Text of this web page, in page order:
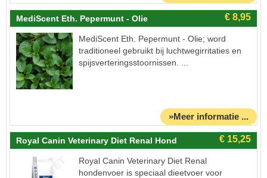
MediScent Eth. Pepermunt - Olie
MediScent Eth. Pepermunt - Olie; word
traditioneel gebruikt bij luchtwegirritaties en
spijsverteringsstoornissen. ...
»Meer informatie ...
Royal Canin Veterinary Diet Renal Hond
Royal Canin Veterinary Diet Renal
hondenvoer is speciaal dieetvoer voor